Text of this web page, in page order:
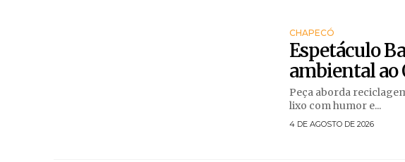
CHAPECÓ
Espetáculo
ambiental ao
Peça aborda
lixo com humor e...
4 DE AGOSTO DE 2026